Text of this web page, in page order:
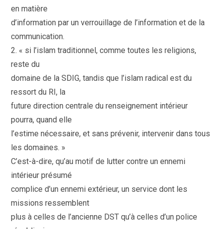
en matière
d’information par un verrouillage de l’information et de la
communication.
2. « si l’islam traditionnel, comme toutes les religions,
reste du
domaine de la SDIG, tandis que l’islam radical est du
ressort du RI, la
future direction centrale du renseignement intérieur
pourra, quand elle
l’estime nécessaire, et sans prévenir, intervenir dans tous
les domaines. »
C’est-à-dire, qu’au motif de lutter contre un ennemi
intérieur présumé
complice d’un ennemi extérieur, un service dont les
missions ressemblent
plus à celles de l’ancienne DST qu’à celles d’un police